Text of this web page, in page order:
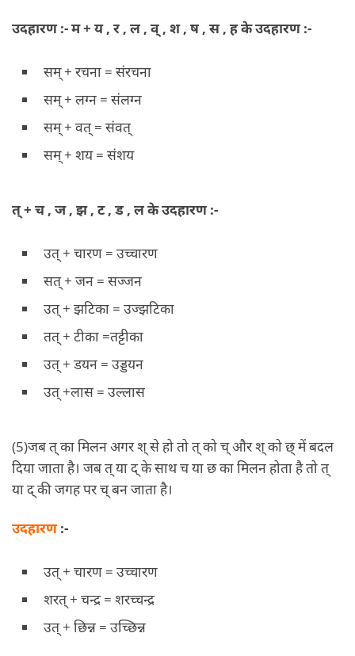
उदहारण :- म + य , र , ल , व् , श , ष , स , ह के उदहारण :-
सम् + रचना = संरचना
सम् + लग्न = संलग्न
सम् + वत् = संवत्
सम् + शय = संशय
त् + च , ज , झ , ट , ड , ल के उदहारण :-
उत् + चारण = उच्चारण
सत् + जन = सज्जन
उत् + झटिका = उज्झटिका
तत् + टीका =तट्टीका
उत् + डयन = उड्डयन
उत् +लास = उल्लास
(5)जब त् का मिलन अगर श् से हो तो त् को च् और श् को छ् में बदल
दिया जाता है। जब त् या द् के साथ च या छ का मिलन होता है तो त्
या द् की जगह पर च् बन जाता है।
उदहारण:-
उत् + चारण = उच्चारण
शरत् + चन्द्र = शरच्चन्द्र
उत् + छिन्न = उच्छिन्न